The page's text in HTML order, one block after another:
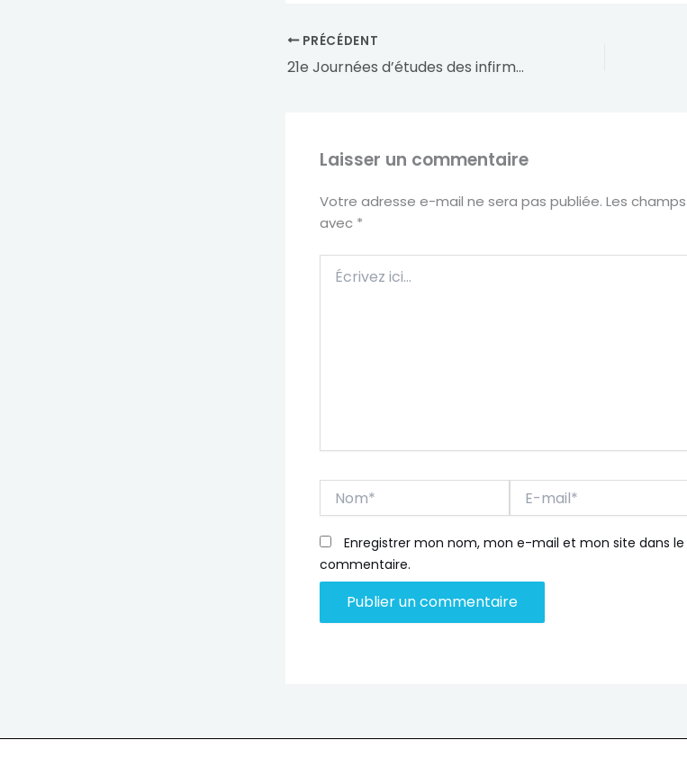
PRÉCÉDENT
21e Journées d’études des infirmier(e)s stomathérapeutes – 24 et 25 mai 2018 à Bordeaux
Laisser un commentaire
Votre adresse e-mail ne sera pas publiée. Les
avec *
ici…
mail*
Enregistrer mon nom, mon e-mail et mon site dans
commentaire.